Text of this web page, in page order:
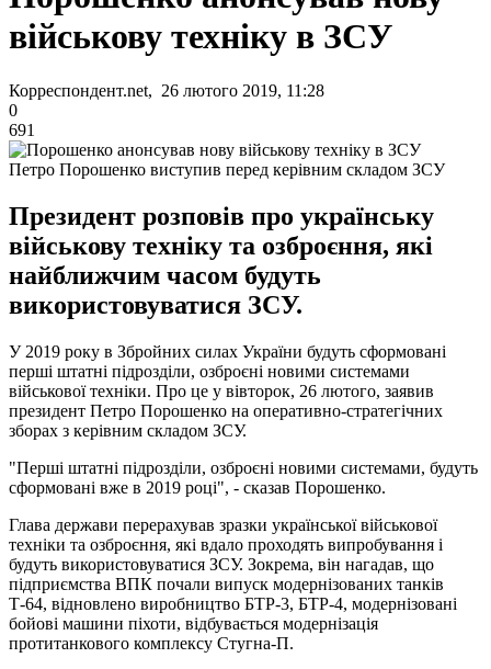
військову техніку в ЗСУ
Корреспондент.net, 26 лютого 2019, 11:28
0
691
Петро Порошенко виступив перед керівним складом ЗСУ
Президент розповів про українську
військову техніку та озброєння, які
найближчим часом будуть
використовуватися ЗСУ.
У 2019 року в Збройних силах України будуть сформовані
перші штатні підрозділи, озброєні новими системами
військової техніки. Про це у вівторок, 26 лютого, заявив
президент Петро Порошенко на оперативно-стратегічних
зборах з керівним складом ЗСУ.
"Перші штатні підрозділи, озброєні новими системами, будуть
сформовані вже в 2019 році", - сказав Порошенко.
Глава держави перерахував зразки української військової
техніки та озброєння, які вдало проходять випробування і
будуть використовуватися ЗСУ. Зокрема, він нагадав, що
підприємства ВПК почали випуск модернізованих танків
Т-64, відновлено виробництво БТР-3, БТР-4, модернізовані
бойові машини піхоти, відбувається модернізація
протитанкового комплексу Стугна-П.